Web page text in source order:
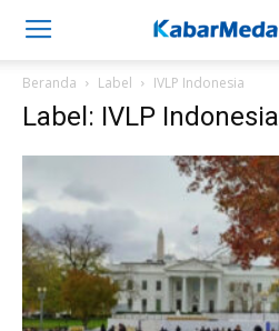
Beranda Label IVLP Indonesia
Label: IVLP Indonesia